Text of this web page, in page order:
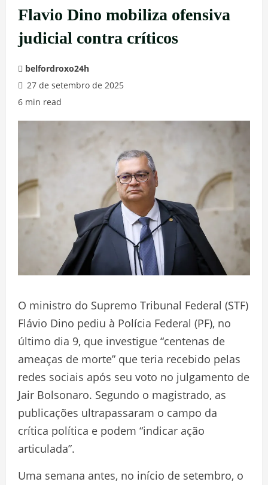
Flavio Dino mobiliza ofensiva
judicial contra críticos
belfordroxo24h
27 de setembro de 2025
6 min read
O ministro do Supremo Tribunal Federal (STF)
Flávio Dino pediu à Polícia Federal (PF), no
último dia 9, que investigue “centenas de
ameaças de morte” que teria recebido pelas
redes sociais após seu voto no julgamento de
Jair Bolsonaro. Segundo o magistrado, as
publicações ultrapassaram o campo da
crítica política e podem “indicar ação
articulada”.
Uma semana antes, no início de setembro, o